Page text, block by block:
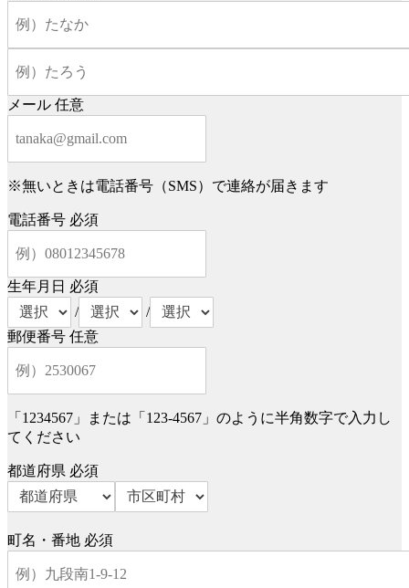
メール 任意
※無いときは電話番号（SMS）で連絡が届きます
電話番号 必須
生年月日 必須
/
/
郵便番号 任意
「1234567」または「123-4567」のように半角数字で入力し
てください
都道府県 必須
町名・番地 必須